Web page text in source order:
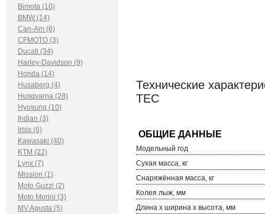
Bimota (10)
BMW (14)
Can-Am (6)
CFMOTO (3)
Ducati (34)
Harley-Davidson (9)
Honda (14)
Husaberg (4)
Husqvarna (28)
Hyosung (10)
Indian (3)
Irbis (6)
Kawasaki (40)
KTM (22)
Lynx (7)
Mission (1)
Moto Guzzi (2)
Moto Morini (3)
MV Agusta (5)
Технические
TEC
Модельный год
Сухая масса, кг
Снаряжённая масса, кг
Колея лыж, мм
Длина х ширина х высота, мм